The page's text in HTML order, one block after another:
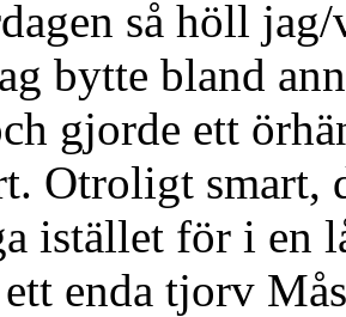
så höll
bytte bland
gjorde ett
Otroligt smart,
istället för i en
enda tjorv